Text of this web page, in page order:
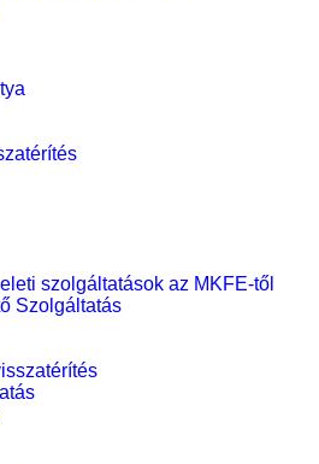
szolgáltatások az MKFE-től
Szolgáltatás